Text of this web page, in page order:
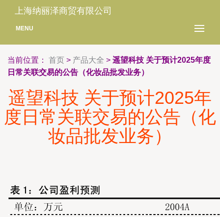
上海纳丽泽商贸有限公司
MENU
当前位置： 首页 > 产品大全 > 遥望科技 关于预计2025年度
日常关联交易的公告（化妆品批发业务）
遥望科技 关于预计2025年
度日常关联交易的公告（化
妆品批发业务）